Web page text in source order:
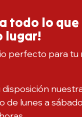
todo lo
lugar!
perfecto para tu
disposición
de lunes a